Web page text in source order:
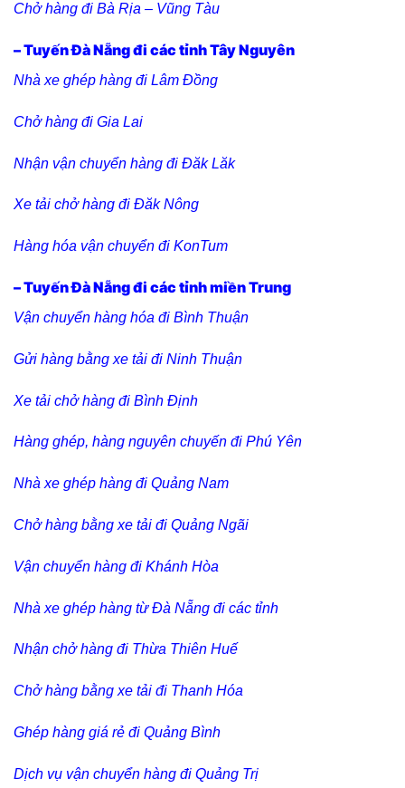
Chở hàng đi Bà Rịa – Vũng Tàu
– Tuyến Đà Nẵng đi các tỉnh Tây Nguyên
Nhà xe ghép hàng đi Lâm Đồng
Chở hàng đi Gia Lai
Nhận vận chuyển hàng đi Đăk Lăk
Xe tải chở hàng đi Đăk Nông
Hàng hóa vận chuyển đi KonTum
– Tuyến Đà Nẵng đi các tỉnh miền Trung
Vận chuyển hàng hóa đi Bình Thuận
Gửi hàng bằng xe tải đi Ninh Thuận
Xe tải chở hàng đi Bình Định
Hàng ghép, hàng nguyên chuyến đi Phú Yên
Nhà xe ghép hàng đi Quảng Nam
Chở hàng bằng xe tải đi Quảng Ngãi
Vận chuyển hàng đi Khánh Hòa
Nhà xe ghép hàng từ Đà Nẵng đi các tỉnh
Nhận chở hàng đi Thừa Thiên Huế
Chở hàng bằng xe tải đi Thanh Hóa
Ghép hàng giá rẻ đi Quảng Bình
Dịch vụ vận chuyển hàng đi Quảng Trị